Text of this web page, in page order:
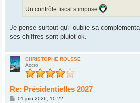
Un contrôle fiscal s’impose
Je pense surtout qu'il oublie sa
ses chiffres sont plutot ok.
CHRISTOPHE ROUSSE
Accro
Re: Présidentielles 2027
M01 juin 2026, 10:22